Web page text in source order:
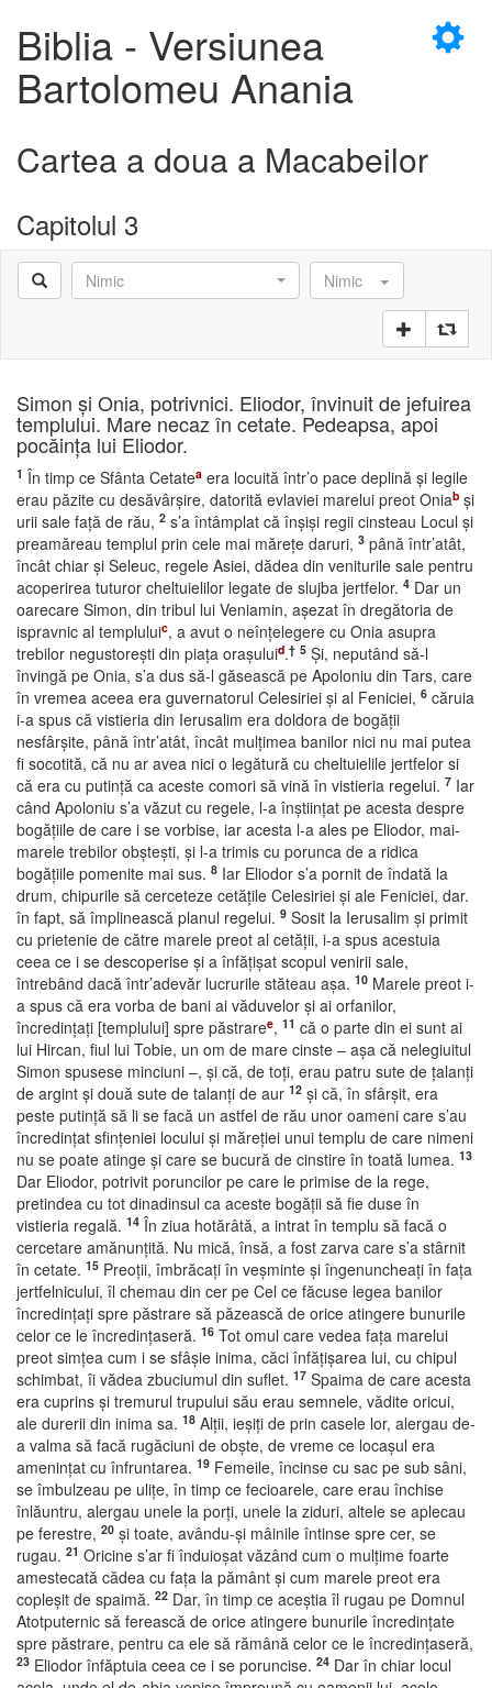
×
Biblia - Versiunea
Bartolomeu Anania
Cartea a doua a Macabeilor
Capitolul 3
Nimic Nimic
Simon şi Onia, potrivnici. Eliodor, învinuit de jefuirea
templului. Mare necaz în cetate. Pedeapsa, apoi
pocăinţa lui Eliodor.
1 În timp ce Sfânta Cetatea era locuită într’o pace deplină şi legile
erau păzite cu desăvârşire, datorită evlaviei marelui preot Oniab şi
urii sale faţă de rău, 2 s’a întâmplat că înşişi regii cinsteau Locul şi
preamăreau templul prin cele mai măreţe daruri, 3 până într’atât,
încât chiar şi Seleuc, regele Asiei, dădea din veniturile sale pentru
acoperirea tuturor cheltuielilor legate de slujba jertfelor. 4 Dar un
oarecare Simon, din tribul lui Veniamin, aşezat în dregătoria de
ispravnic al templuluic, a avut o neînţelegere cu Onia asupra
trebilor negustoreşti din piaţa oraşuluid.† 5 Şi, neputând să-l
învingă pe Onia, s’a dus să-l găsească pe Apoloniu din Tars, care
în vremea aceea era guvernatorul Celesiriei şi al Feniciei, 6 căruia
i-a spus că vistieria din Ierusalim era doldora de bogăţii
nesfârşite, până într’atât, încât mulţimea banilor nici nu mai putea
fi socotită, că nu ar avea nici o legătură cu cheltuielile jertfelor si
că era cu putinţă ca aceste comori să vină în vistieria regelui. 7 Iar
când Apoloniu s’a văzut cu regele, l-a înştiinţat pe acesta despre
bogăţiile de care i se vorbise, iar acesta l-a ales pe Eliodor, mai-
marele trebilor obşteşti, şi l-a trimis cu porunca de a ridica
bogăţiile pomenite mai sus. 8 Iar Eliodor s’a pornit de îndată la
drum, chipurile să cerceteze cetăţile Celesiriei şi ale Feniciei, dar.
în fapt, să împlinească planul regelui. 9 Sosit la Ierusalim şi primit
cu prietenie de către marele preot al cetăţii, i-a spus acestuia
ceea ce i se descoperise şi a înfăţişat scopul venirii sale,
întrebând dacă într’adevăr lucrurile stăteau aşa. 10 Marele preot i-
a spus că era vorba de bani ai văduvelor şi ai orfanilor,
încredinţaţi [templului] spre păstraree, 11 că o parte din ei sunt ai
lui Hircan, fiul lui Tobie, un om de mare cinste – aşa că nelegiuitul
Simon spusese minciuni –, şi că, de toţi, erau patru sute de ţalanţi
de argint şi două sute de talanţi de aur 12 şi că, în sfârşit, era
peste putinţă să li se facă un astfel de rău unor oameni care s’au
încredinţat sfinţeniei locului şi măreţiei unui templu de care nimeni
nu se poate atinge şi care se bucură de cinstire în toată lumea. 13
Dar Eliodor, potrivit poruncilor pe care le primise de la rege,
pretindea cu tot dinadinsul ca aceste bogăţii să fie duse în
vistieria regală. 14 În ziua hotărâtă, a intrat în templu să facă o
cercetare amănunţită. Nu mică, însă, a fost zarva care s’a stârnit
în cetate. 15 Preoţii, îmbrăcaţi în veşminte şi îngenuncheaţi în faţa
jertfelnicului, îl chemau din cer pe Cel ce făcuse legea banilor
încredinţaţi spre păstrare să păzească de orice atingere bunurile
celor ce le încredinţaseră. 16 Tot omul care vedea faţa marelui
preot simţea cum i se sfâşie inima, căci înfăţişarea lui, cu chipul
schimbat, îi vădea zbuciumul din suflet. 17 Spaima de care acesta
era cuprins şi tremurul trupului său erau semnele, vădite oricui,
ale durerii din inima sa. 18 Alţii, ieşiţi de prin casele lor, alergau de-
a valma să facă rugăciuni de obşte, de vreme ce locaşul era
ameninţat cu înfruntarea. 19 Femeile, încinse cu sac pe sub sâni,
se îmbulzeau pe uliţe, în timp ce fecioarele, care erau închise
înlăuntru, alergau unele la porţi, unele la ziduri, altele se aplecau
pe ferestre, 20 şi toate, avându-şi mâinile întinse spre cer, se
rugau. 21 Oricine s’ar fi înduioşat văzând cum o mulţime foarte
amestecată cădea cu faţa la pământ şi cum marele preot era
copleşit de spaimă. 22 Dar, în timp ce aceştia îl rugau pe Domnul
Atotputernic să ferească de orice atingere bunurile încredinţate
spre păstrare, pentru ca ele să rămână celor ce le încredinţaseră,
23 Eliodor înfăptuia ceea ce i se poruncise. 24 Dar în chiar locul